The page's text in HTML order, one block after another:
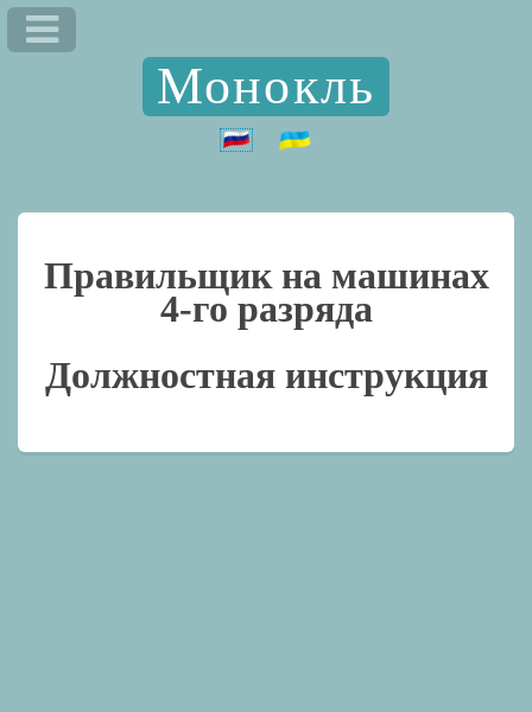
Монокль
Правильщик на машинах
4-го разряда
Должностная инструкция